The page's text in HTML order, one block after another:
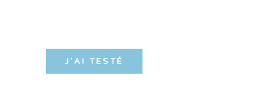
J'AI TESTÉ